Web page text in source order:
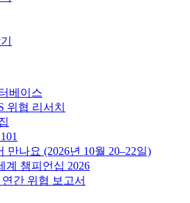
베이스
위협 리서치
만나요 (2026년 10월 20–22일)
계 챔피언십 2026
연간 위협 보고서